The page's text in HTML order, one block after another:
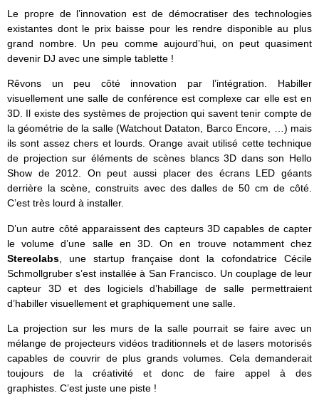
Le propre de l’innovation est de démocratiser des technologies
existantes dont le prix baisse pour les rendre disponible au plus
grand nombre. Un peu comme aujourd’hui, on peut quasiment
devenir DJ avec une simple tablette !
Rêvons un peu côté innovation par l’intégration. Habiller
visuellement une salle de conférence est complexe car elle est en
3D. Il existe des systèmes de projection qui savent tenir compte de
la géométrie de la salle (Watchout Dataton, Barco Encore, …) mais
ils sont assez chers et lourds. Orange avait utilisé cette technique
de projection sur éléments de scènes blancs 3D dans son Hello
Show de 2012. On peut aussi placer des écrans LED géants
derrière la scène, construits avec des dalles de 50 cm de côté.
C’est très lourd à installer.
D’un autre côté apparaissent des capteurs 3D capables de capter
le volume d’une salle en 3D. On en trouve notamment chez
Stereolabs , une startup française dont la cofondatrice Cécile
Schmollgruber s’est installée à San Francisco. Un couplage de leur
capteur 3D et des logiciels d’habillage de salle permettraient
d’habiller visuellement et graphiquement une salle.
La projection sur les murs de la salle pourrait se faire avec un
mélange de projecteurs vidéos traditionnels et de lasers motorisés
capables de couvrir de plus grands volumes. Cela demanderait
toujours de la créativité et donc de faire appel à des
graphistes. C’est juste une piste !